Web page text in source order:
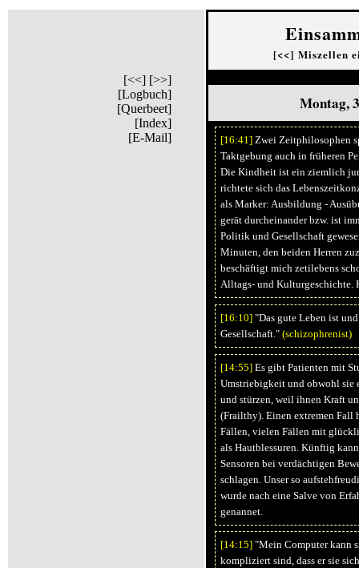
[<<] [>>]
[Logbuch]
[Querbeet]
[Index]
[E-Mail]
[<<] Miszellen
Montag,
[16:41]Zwei Zeitphilosophen
Taktgebung auch in früheren
Die Kindheit ist ein ziemlich
richtete sich das
als Marker: Ausbildung -
gerät durcheinander bzw. ist
Politik und Gesellschaft
Minuten, den beiden Herren
beschäftigt mich zetilebens
Alltags- und Kulturgeschichte.
[16:10]"Das gute Leben ist
Gesellschaft." (schizophrenist)
[14:55]Es gibt Patienten mit
Umstriebigkeit und obwohl sie
und stürzen, weil ihnen Kraft
(Frailthy). Einen extremen Fall
Fällen, vielen Fällen mit
als Hautblessuren. Künftig
Sensoren bei verdächtigen
schlagen. Unser so
wurde nach eine Salve von
genannet.
[14:15]"Mein Computer kann
kompliziert sind, dass er sie